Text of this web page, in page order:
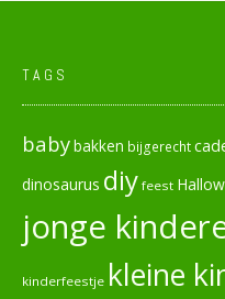
TAGS
baby bakken bijgerecht
dinosaurus diy feest
jonge
kinderfeestje kleine